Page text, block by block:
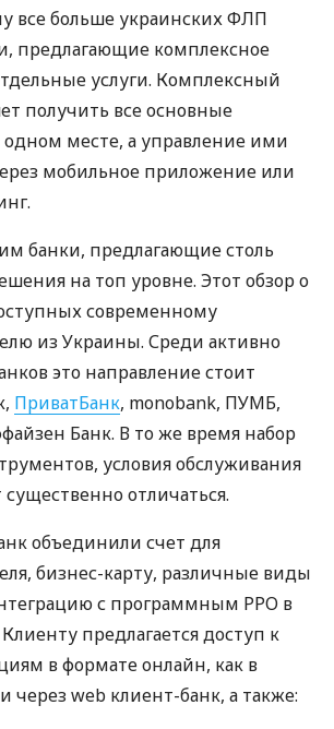
все больше украинских ФЛП
предлагающие комплексное
услуги. Комплексный
получить все основные
месте, а управление ими
мобильное приложение или
банки, предлагающие столь
на топ уровне. Этот обзор о
современному
из Украины. Среди активно
это направление стоит
ПриватБанк, monobank, ПУМБ,
Банк. В то же время набор
условия обслуживания
отличаться.
объединили счет для
бизнес-карту, различные виды
с программным РРО в
предлагается доступ к
в формате онлайн, как в
через web клиент-банк, а также: